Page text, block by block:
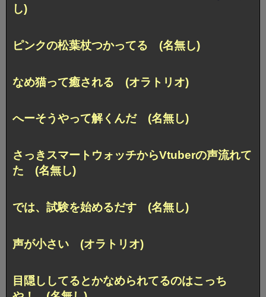
し)
ピンクの松葉杖つかってる (名無し)
なめ猫って癒される (オラトリオ)
へーそうやって解くんだ (名無し)
さっきスマートウォッチからVtuberの声流れて
た (名無し)
では、試験を始めるだす (名無し)
声が小さい (オラトリオ)
目隠ししてるとかなめられてるのはこっち